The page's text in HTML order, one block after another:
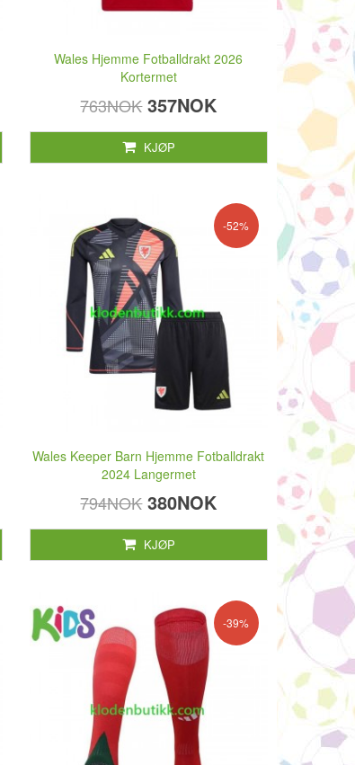
Wales Hjemme Fotballdrakt 2026
Kortermet
763NOK 357NOK
KJØP
-52%
Wales Keeper Barn Hjemme Fotballdrakt
2024 Langermet
794NOK 380NOK
KJØP
-39%